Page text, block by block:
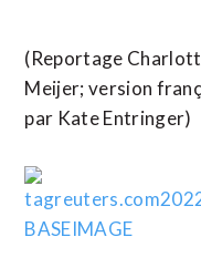
(Reportage
Meijer; version
par Kate Entringer)